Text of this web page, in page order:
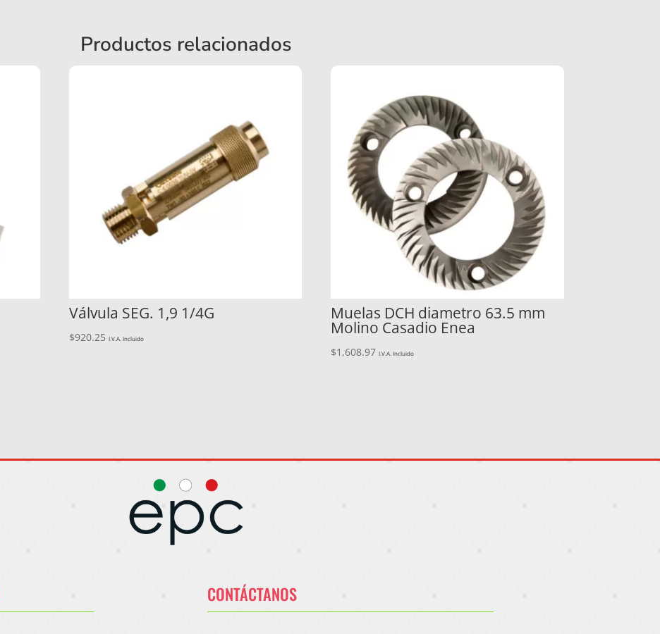
Productos relacionados
Válvula SEG. 1,9 1/4G
$920.25 I.V.A. Incluido
Muelas DCH diametro 63.5 mm
Molino Casadio Enea
$1,608.97 I.V.A. Incluido
CONTÁCTANOS